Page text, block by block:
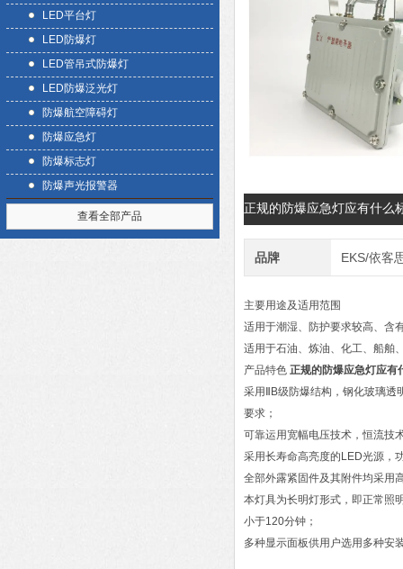
LED平台灯
LED防爆灯
LED管吊式防爆灯
LED防爆泛光灯
防爆航空障碍灯
防爆应急灯
防爆标志灯
防爆声光报警器
查看全部产品
正规的防爆应急灯应有什么
品牌 EKS/依客
主要用途及适用范围
适用于潮湿、防护要求较高、含
适用于石油、炼油、化工、船舶
产品特色 正规的防爆应急灯应有
采用ⅡB级防爆结构，钢化玻璃透
要求；
可靠运用宽幅电压技术，恒流技
采用长寿命高亮度的LED光源，
全部外露紧固件及其附件均采用
本灯具为长明灯形式，即正常照
小于120分钟；
多种显示面板供用户选用多种安